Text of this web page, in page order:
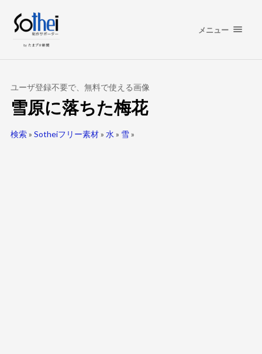
メニュー
ユーザ登録不要で、無料で使える画像
雪原に落ちた梅花
検索» Sotheiフリー素材» 水 » 雪»